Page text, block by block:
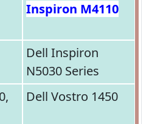
Inspiron M4110
Dell Inspiron
N5030 Series
Dell Vostro 1450